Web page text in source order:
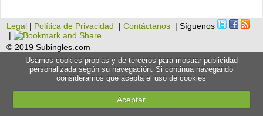
Legal | Política de Privacidad |Contáctanos | Síguenos
|
© 2019 Subingles.com
Usamos cookies propias y de terceros para mostrar publicidad
personalizada según su navegación. Si continua navegando
consideramos que acepta el uso de cookies
Aceptar